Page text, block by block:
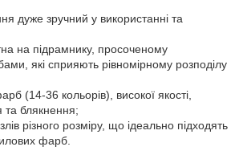
дуже зручний у використанні та
на підрамнику, просоченому
які сприяють рівномірному розподілу
(14-36 кольорів), високої якості,
та блякнення;
різного розміру, що ідеально підходять
фарб.